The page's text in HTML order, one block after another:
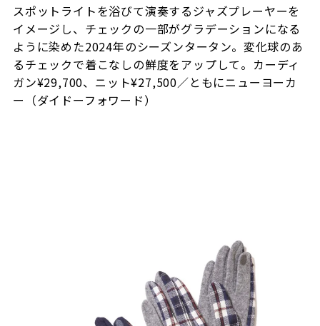
スポットライトを浴びて演奏するジャズプレーヤーを
イメージし、チェックの一部がグラデーションになる
ように染めた2024年のシーズンタータン。変化球のあ
るチェックで着こなしの鮮度をアップして。カーディ
ガン¥29,700、ニット¥27,500／ともにニューヨーカ
ー（ダイドーフォワード）